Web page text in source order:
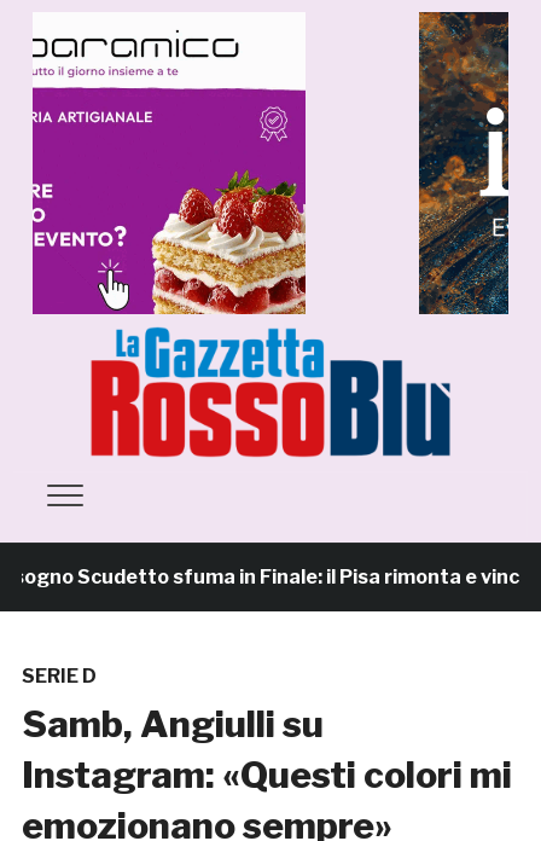
Scudetto sfuma in Finale: il Pisa rimonta e vince 7-4
SERIE D
Samb, Angiulli su
Instagram: «Questi colori mi
emozionano sempre»